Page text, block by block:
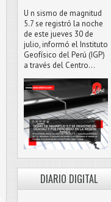
U n sismo de magnitud
5.7 se registró la noche
de este jueves 30 de
julio, informó el Instituto
Geofísico del Perú (IGP)
a través del Centro...
DIARIO DIGITAL